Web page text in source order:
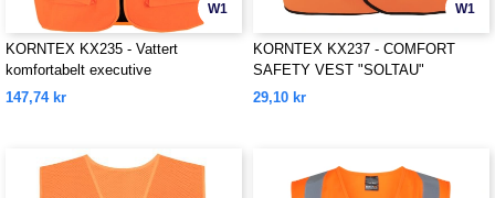
W1
KORNTEX KX235 - Vattert
komfortabelt executive
sikkerhetsvest "WISMAR"
147,74 kr
W1
KORNTEX KX237 - COMFORT
SAFETY VEST "SOLTAU"
29,10 kr